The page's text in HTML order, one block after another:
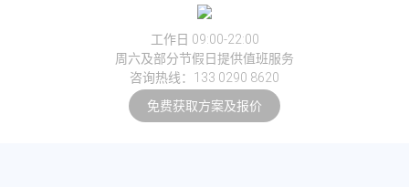
工作日 09:00-22:00
周六及部分节假日提供值班服务
咨询热线：133 0290 8620
免费获取方案及报价